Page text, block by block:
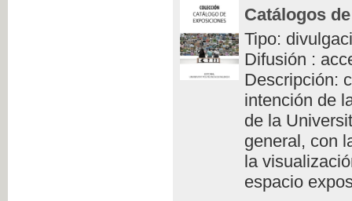
Catálogos
Tipo:
Difusión :
Descripción:
intención de
de la
general, con
la
espacio